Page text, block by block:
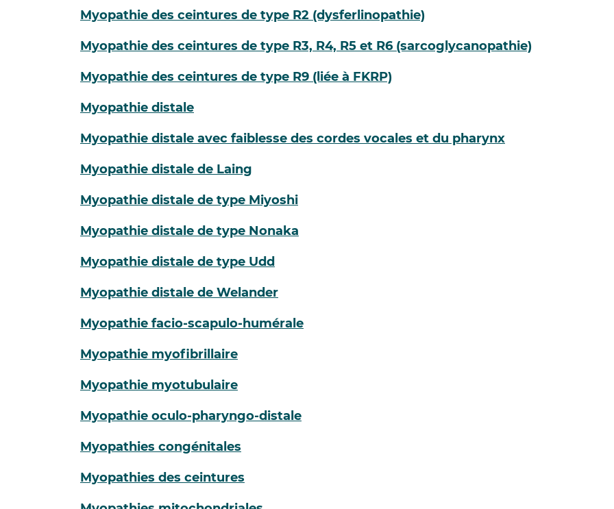
Myopathie des ceintures de type R2 (dysferlinopathie)
Myopathie des ceintures de type R3, R4, R5 et R6 (sarcoglycanopathie)
Myopathie des ceintures de type R9 (liée à FKRP)
Myopathie distale
Myopathie distale avec faiblesse des cordes vocales et du pharynx
Myopathie distale de Laing
Myopathie distale de type Miyoshi
Myopathie distale de type Nonaka
Myopathie distale de type Udd
Myopathie distale de Welander
Myopathie facio-scapulo-humérale
Myopathie myofibrillaire
Myopathie myotubulaire
Myopathie oculo-pharyngo-distale
Myopathies congénitales
Myopathies des ceintures